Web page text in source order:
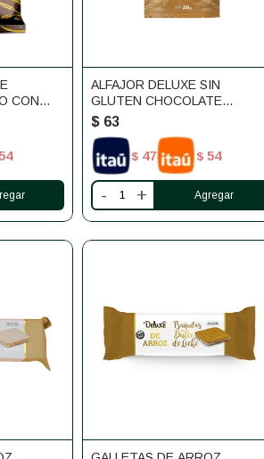
CON
ALFAJOR DELUXE SIN
GLUTEN CHOCOLATE
BLANCO
$ 63
$ 47 $ 54
- +